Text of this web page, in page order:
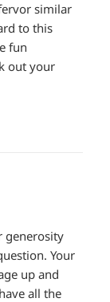
similar
to this
fun
out your
generosity
Your
up and
all the